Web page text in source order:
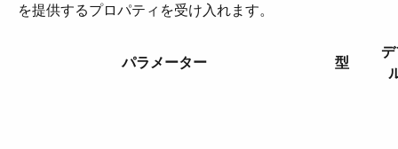
を提供するプロパティを受け入れます。
パラメーター 型